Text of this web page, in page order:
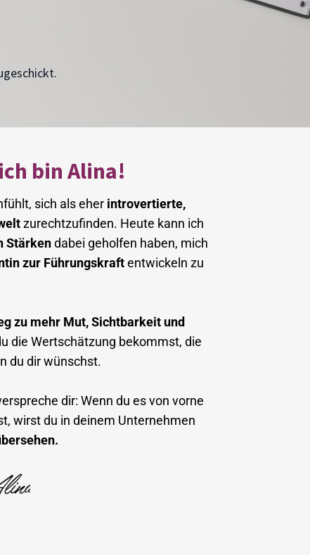
bin Alina!
sich als eher introvertierte,
zurechtzufinden. Heute kann ich
Stärkendabei geholfen haben, mich
zur Führungskraftentwickeln zu
zu mehr Mut, Sichtbarkeit und
die Wertschätzung bekommst, die
du dir wünschst.
dir: Wenn du es von vorne
wirst du in deinem Unternehmen